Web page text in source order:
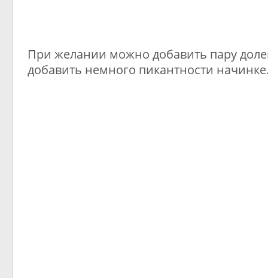
При желании можно добавить пару
добавить немного пикантности